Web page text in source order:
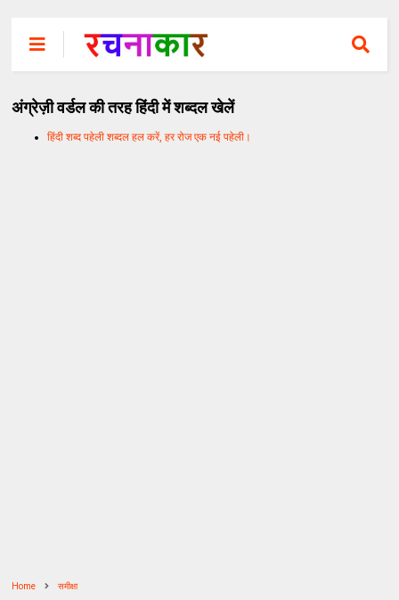
अंग्रेज़ी वर्डल की तरह हिंदी में शब्दल खेलें
हिंदी शब्द पहेली शब्दल हल करें, हर रोज एक नई पहेली।
Home समीक्षा